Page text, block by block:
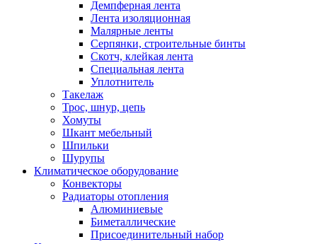
Демпферная лента
Лента изоляционная
Малярные ленты
Серпянки, строительные бинты
Скотч, клейкая лента
Специальная лента
Уплотнитель
Такелаж
Трос, шнур, цепь
Хомуты
Шкант мебельный
Шпильки
Шурупы
Климатическое оборудование
Конвекторы
Радиаторы отопления
Алюминиевые
Биметаллические
Присоединительный набор